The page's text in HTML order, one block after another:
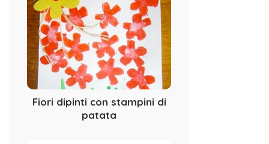
Fiori dipinti con stampini di
patata